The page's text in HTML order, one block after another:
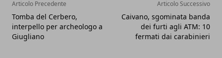
Articolo Precedente
Tomba del Cerbero,
interpello per archeologo a
Giugliano
Articolo Successivo
Caivano, sgominata banda
dei furti agli ATM: 10
fermati dai carabinieri